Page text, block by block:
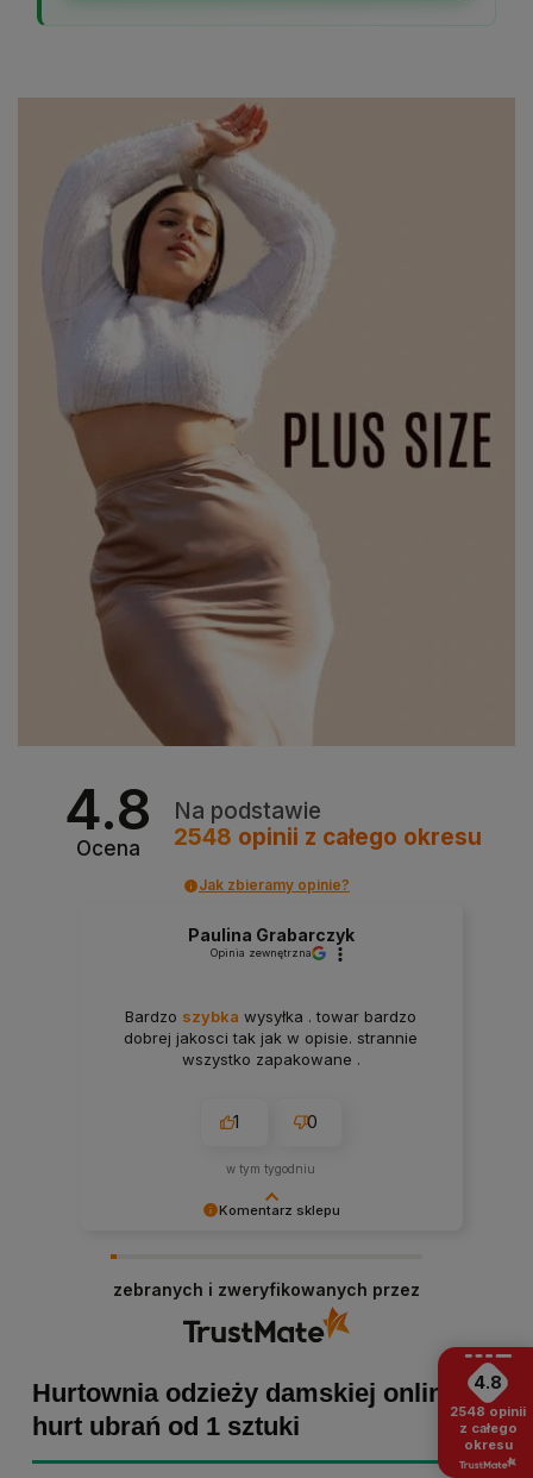
4.8
Ocena
Na podstawie
2548 opinii z całego okresu
Jak zbieramy opinie?
Komentarz sklepu
skrzydeł, dlatego tym bardziej cieszymy się, że
zakup przebiegł pomyślnie. Obiecujemy
utrzymać dobrą passę - zapraszamy ponownie! :)
Paulina Grabarczyk
Opinia zewnętrzna
Bardzo szybka wysyłka . towar bardzo
dobrej jakosci tak jak w opisie. strannie
wszystko zapakowane .
1 0
w tym tygodniu
zebranych i zweryfikowanych przez
Hurtownia odzieży damskiej online -
hurt ubrań od 1 sztuki
4.8
2548 opinii
z całego
okresu